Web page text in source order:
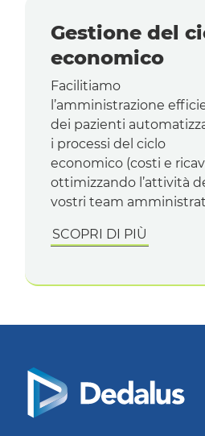
Gestione del
economico
Facilitiamo
l’amministrazione
dei pazienti
i processi del ciclo
economico (costi e
ottimizzando l’attività
vostri team
SCOPRI DI PIÙ